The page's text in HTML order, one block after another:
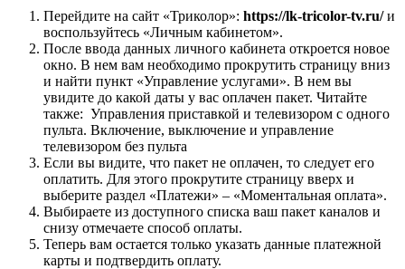
Перейдите на сайт «Триколор»: https://lk-tricolor-tv.ru/и
воспользуйтесь «Личным кабинетом».
После ввода данных личного кабинета откроется новое
окно. В нем вам необходимо прокрутить страницу вниз
и найти пункт «Управление услугами». В нем вы
увидите до какой даты у вас оплачен пакет. Читайте
также: Управления приставкой и телевизором с одного
пульта. Включение, выключение и управление
телевизором без пульта
Если вы видите, что пакет не оплачен, то следует его
оплатить. Для этого прокрутите страницу вверх и
выберите раздел «Платежи» – «Моментальная оплата».
Выбираете из доступного списка ваш пакет каналов и
снизу отмечаете способ оплаты.
Теперь вам остается только указать данные платежной
карты и подтвердить оплату.